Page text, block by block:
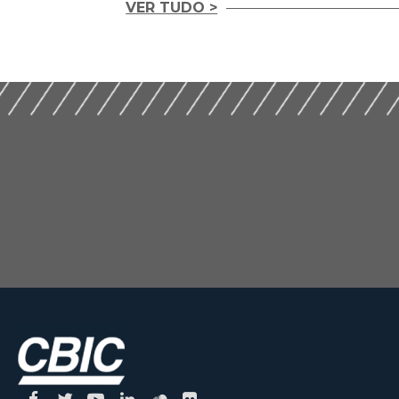
(2025)
(2020)
VER TUDO >